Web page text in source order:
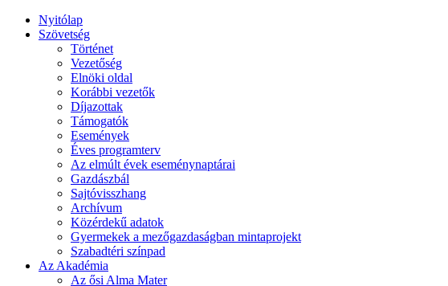
Nyitólap
Szövetség
Történet
Vezetőség
Elnöki oldal
Korábbi vezetők
Díjazottak
Támogatók
Események
Éves programterv
Az elmúlt évek eseménynaptárai
Gazdászbál
Sajtóvisszhang
Archívum
Közérdekű adatok
Gyermekek a mezőgazdaságban mintaprojekt
Szabadtéri színpad
Az Akadémia
Az ősi Alma Mater